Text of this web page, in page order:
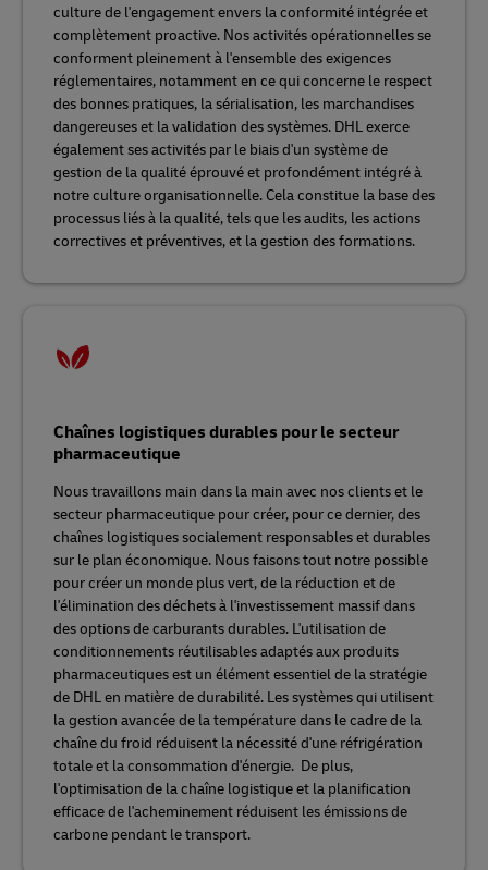
culture de l'engagement envers la conformité intégrée et
complètement proactive. Nos activités opérationnelles se
conforment pleinement à l'ensemble des exigences
réglementaires, notamment en ce qui concerne le respect
des bonnes pratiques, la sérialisation, les marchandises
dangereuses et la validation des systèmes. DHL exerce
également ses activités par le biais d'un système de
gestion de la qualité éprouvé et profondément intégré à
notre culture organisationnelle. Cela constitue la base des
processus liés à la qualité, tels que les audits, les actions
correctives et préventives, et la gestion des formations.
Chaînes logistiques durables pour le secteur
pharmaceutique
Nous travaillons main dans la main avec nos clients et le
secteur pharmaceutique pour créer, pour ce dernier, des
chaînes logistiques socialement responsables et durables
sur le plan économique. Nous faisons tout notre possible
pour créer un monde plus vert, de la réduction et de
l'élimination des déchets à l'investissement massif dans
des options de carburants durables. L'utilisation de
conditionnements réutilisables adaptés aux produits
pharmaceutiques est un élément essentiel de la stratégie
de DHL en matière de durabilité. Les systèmes qui utilisent
la gestion avancée de la température dans le cadre de la
chaîne du froid réduisent la nécessité d'une réfrigération
totale et la consommation d'énergie. De plus,
l'optimisation de la chaîne logistique et la planification
efficace de l'acheminement réduisent les émissions de
carbone pendant le transport.